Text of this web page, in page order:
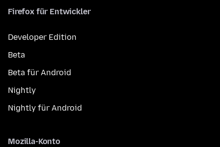
Firefox für Entwickler
Developer Edition
Beta
Beta für Android
Nightly
Nightly für Android
Mozilla-Konto